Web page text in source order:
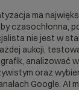
ma
czasochłonna,
nie jest w
aukcji,
grafik, analizować
oraz
Google. AI